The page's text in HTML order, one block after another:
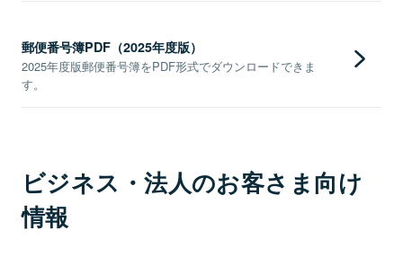
郵便番号簿PDF（2025年度版）
2025年度版郵便番号簿をPDF形式でダウンロードできま
す。
ビジネス・法人のお客さま向け
情報